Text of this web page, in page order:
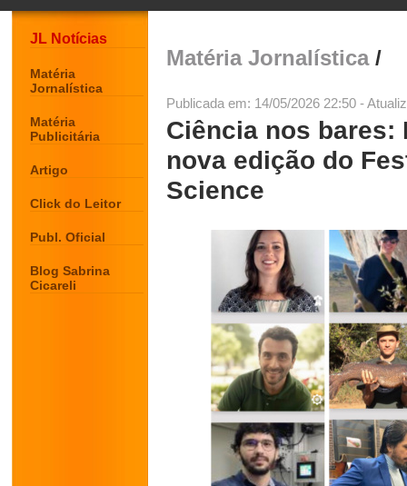
JL Notícias
Matéria
Jornalística
Matéria
Publicitária
Artigo
Click do Leitor
Publ. Oficial
Blog Sabrina
Cicareli
Matéria Jornalística/
Publicada em: 14/05/2026 22:50 -
Ciência nos bares:
nova edição do
Science